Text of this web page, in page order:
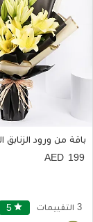
199
5 star 3 التقييمات